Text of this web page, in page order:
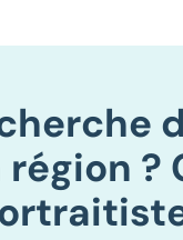
région ?